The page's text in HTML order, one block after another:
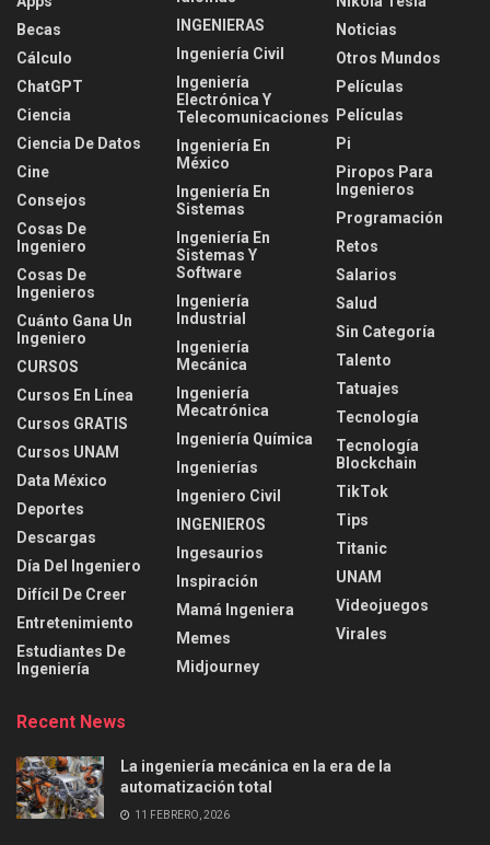
Becas
Cálculo
ChatGPT
Ciencia
Ciencia De Datos
Cine
Consejos
Cosas De
Ingeniero
Cosas De
Ingenieros
Cuánto Gana Un
Ingeniero
CURSOS
Cursos En Línea
Cursos GRATIS
Cursos UNAM
Data México
Deportes
Descargas
Día Del Ingeniero
Difícil De Creer
Entretenimiento
Estudiantes De
Ingeniería
INGENIERAS
Ingeniería Civil
Ingeniería
Electrónica Y
Telecomunicaciones
Ingeniería En
México
Ingeniería En
Sistemas
Ingeniería En
Sistemas Y
Software
Ingeniería
Industrial
Ingeniería
Mecánica
Ingeniería
Mecatrónica
Ingeniería Química
Ingenierías
Ingeniero Civil
INGENIEROS
Ingesaurios
Inspiración
Mamá Ingeniera
Memes
Midjourney
Noticias
Otros Mundos
Películas
Películas
Pi
Piropos Para
Ingenieros
Programación
Retos
Salarios
Salud
Sin Categoría
Talento
Tatuajes
Tecnología
Tecnología
Blockchain
TikTok
Tips
Titanic
UNAM
Videojuegos
Virales
Recent News
La ingeniería mecánica en la era de la
automatización total
11 FEBRERO, 2026